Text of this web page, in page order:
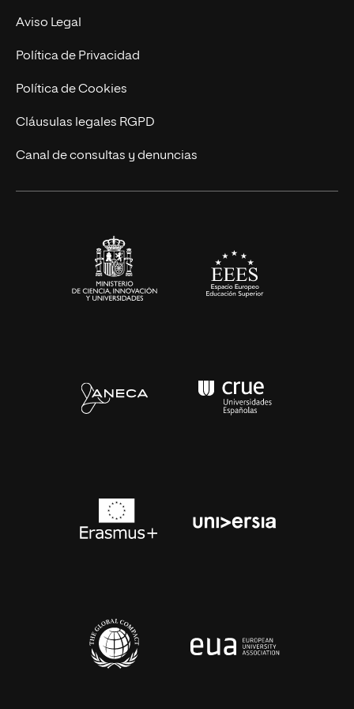
MBA
Marketing y Comunicación
Ingeniería
Diseño
Ciencias de la Salud
Contacto
Aviso Legal
Política de Privacidad
Política de Cookies
Cláusulas legales RGPD
Canal de consultas y denuncias